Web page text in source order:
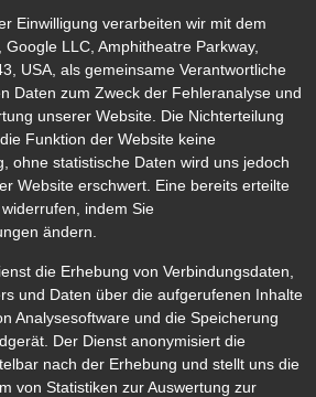
Einwilligung verarbeiten wir mit dem
LLC, Amphitheatre Parkway,
USA, als gemeinsame Verantwortliche
Daten zum Zweck der Fehleranalyse und
unserer Website. Die Nichterteilung
Funktion der Website keine
ohne statistische Daten wird uns jedoch
Website erschwert. Eine bereits erteilte
indem Sie
ändern.
die Erhebung von Verbindungsdaten,
und Daten über die aufgerufenen Inhalte
Analysesoftware und die Speicherung
Der Dienst anonymisiert die
nach der Erhebung und stellt uns die
von Statistiken zur Auswertung zur